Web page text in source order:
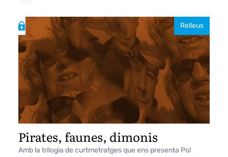
Relleus
Pirates, faunes, dimonis
Amb la trilogia de curtmetratges que ens presenta Pol